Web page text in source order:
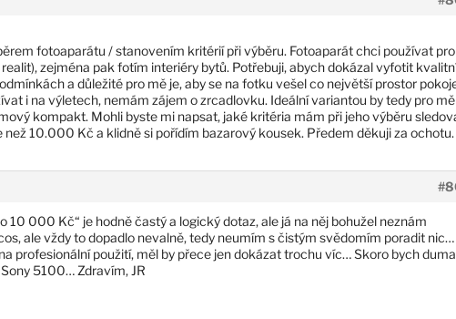
fotoaparátu / stanovením kritérií při výběru. Fotoaparát chci používat pro
zejména pak fotím interiéry bytů. Potřebuji, abych dokázal vyfotit
a důležité pro mě je, aby se na fotku vešel co největší prostor
i na výletech, nemám zájem o zrcadlovku. Ideální variantou by tedy pro mě
kompakt. Mohli byste mi napsat, jaké kritéria mám při jeho výběru
10.000 Kč a klidně si pořídím bazarový kousek. Předem děkuji za ochotu.
10 000 Kč“ je hodně častý a logický dotaz, ale já na něj bohužel neznám
ale vždy to dopadlo nevalně, tedy neumím s čistým svědomím poradit nic…
profesionální použití, měl by přece jen dokázat trochu víc… Skoro bych
5100… Zdravím, JR